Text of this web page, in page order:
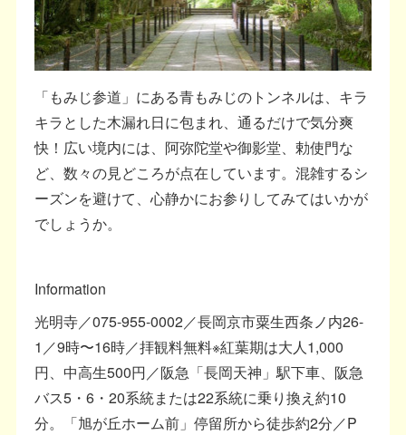
「もみじ参道」にある青もみじのトンネルは、キラ
キラとした木漏れ日に包まれ、通るだけで気分爽
快！広い境内には、阿弥陀堂や御影堂、勅使門な
ど、数々の見どころが点在しています。混雑するシ
ーズンを避けて、心静かにお参りしてみてはいかが
でしょうか。
Information
光明寺／075-955-0002／長岡京市粟生西条ノ内26-
1／9時〜16時／拝観料無料※紅葉期は大人1,000
円、中高生500円／阪急「長岡天神」駅下車、阪急
バス5・6・20系統または22系統に乗り換え約10
分。「旭が丘ホーム前」停留所から徒歩約2分／P